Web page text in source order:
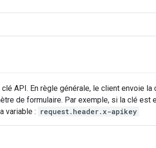
API. En règle générale, le client envoie la
de formulaire. Par exemple, si la clé est
variable : request.header.x-apikey